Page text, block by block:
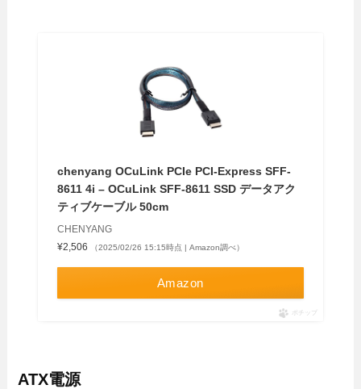
chenyang OCuLink PCIe PCI-Express SFF-
8611 4i – OCuLink SFF-8611 SSD データアク
ティブケーブル 50cm
CHENYANG
¥2,506
（2025/02/26 15:15時点 | Amazon調べ）
Amazon
ポチップ
ATX電源